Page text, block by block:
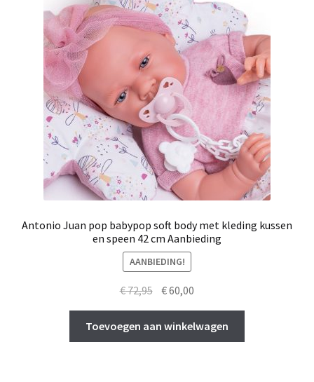
Antonio Juan pop babypop soft body met kleding kussen
en speen 42 cm Aanbieding
AANBIEDING!
€72,95 Oorspronkelijke
prijs
was:
€ 72,95.
€60,00
prijs
is:
€ 60,00.
Toevoegen aan winkelwagen